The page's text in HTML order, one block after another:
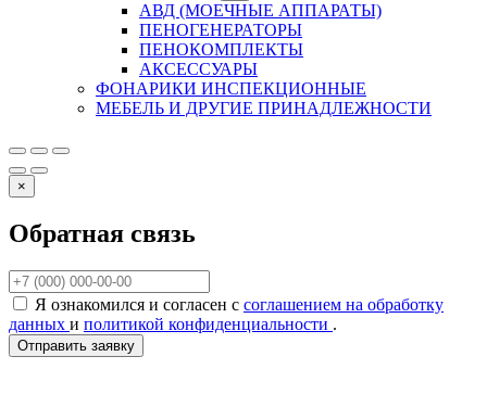
АВД (МОЕЧНЫЕ АППАРАТЫ)
ПЕНОГЕНЕРАТОРЫ
ПЕНОКОМПЛЕКТЫ
АКСЕССУАРЫ
ФОНАРИКИ ИНСПЕКЦИОННЫЕ
МЕБЕЛЬ И ДРУГИЕ ПРИНАДЛЕЖНОСТИ
×
Обратная связь
Я ознакомился и согласен с соглашением на обработку
данных и политикой конфиденциальности .
Отправить заявку